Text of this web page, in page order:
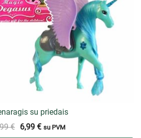
su priedais
€ 6,99 € su PVM